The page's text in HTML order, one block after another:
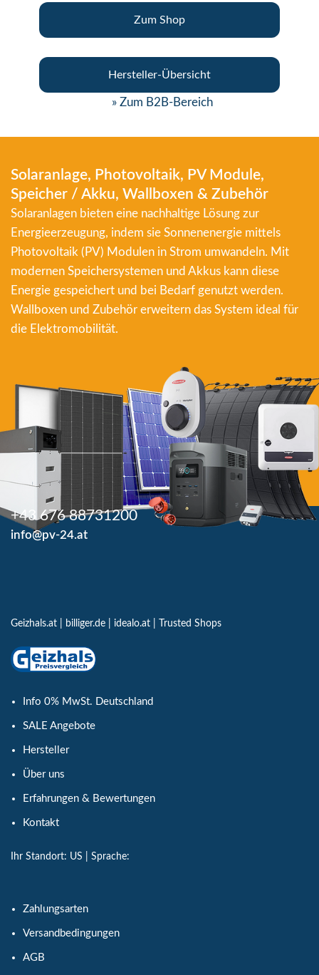
Zum Shop
Hersteller-Übersicht
» Zum B2B-Bereich
Solaranlage, Photovoltaik, PV Module,
Speicher / Akku, Wallboxen & Zubehör
Solaranlagen bieten eine nachhaltige Lösung zur
Energieerzeugung, indem sie Sonnenenergie mittels
Photovoltaik (PV) Modulen in Strom umwandeln. Mit
modernen Speichersystemen und Akkus kann diese
Energie gespeichert und bei Bedarf genutzt werden.
Wallboxen und Zubehör erweitern das System ideal für
die Elektromobilität.
+43 676 88731200
info@pv-24.at
Geizhals.at billiger.de idealo.at Trusted Shops
Info 0% MwSt. Deutschland
SALE Angebote
Hersteller
Über uns
Erfahrungen & Bewertungen
Kontakt
Ihr Standort: US | Sprache:
Zahlungsarten
Versandbedingungen
AGB